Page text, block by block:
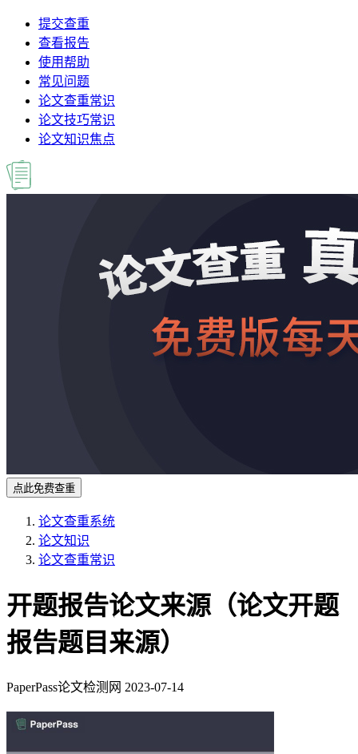
提交查重
查看报告
使用帮助
常见问题
论文查重常识
论文技巧常识
论文知识焦点
点此免费查重
论文查重系统
论文知识
论文查重常识
开题报告论文来源（论文开题
报告题目来源）
PaperPass论文检测网 2023-07-14